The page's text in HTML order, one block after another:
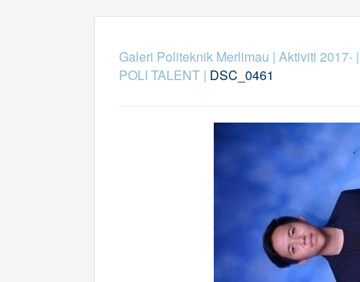
Galeri Politeknik Merlimau | Aktiviti 2017-
POLI TALENT| DSC_0461